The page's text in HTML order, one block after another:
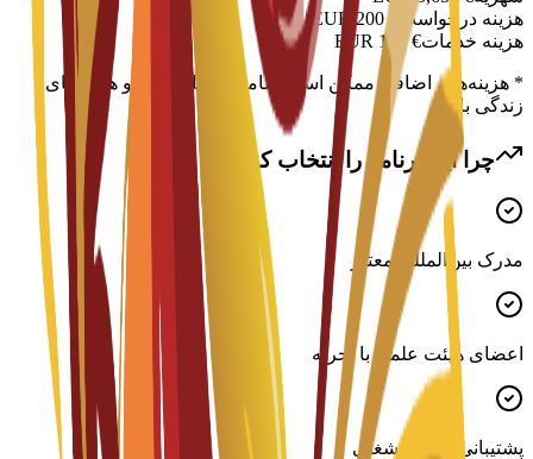
هزینه درخواست
€
200
هزینه خدمات€
150
* هزینه‌های اضافی ممکن است شامل اسکان، ویزا و هزینه‌های
زندگی باشد
چرا این برنامه را انتخاب کنید؟
مدرک بین‌المللی معتبر
اعضای هیئت علمی با تجربه
پشتیبانی توسعه شغلی